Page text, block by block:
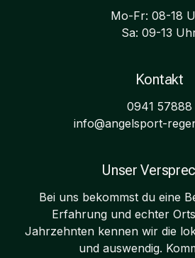
Mo-Fr: 08-18
Sa: 09-13
Kontakt
0941 57888
info@angelsport-
Unser
Bei uns bekommst du eine
Erfahrung und echter
Jahrzehnten kennen wir die
und auswendig.